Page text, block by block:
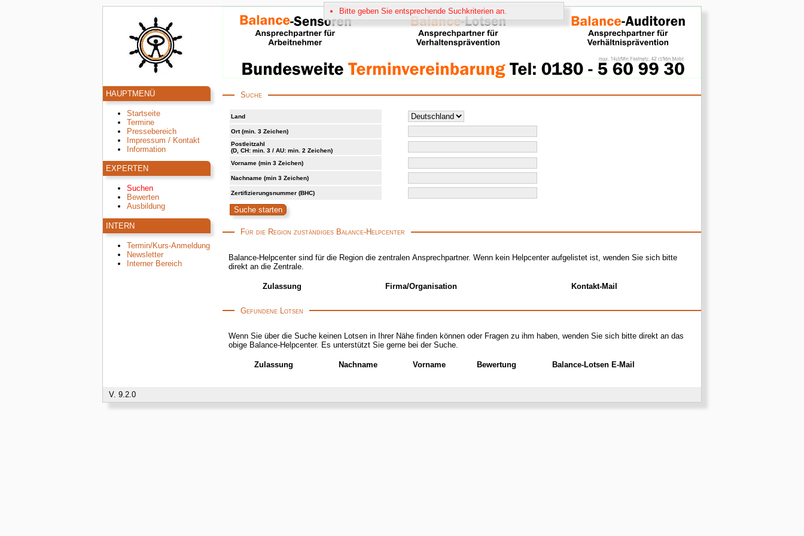
Bitte geben Sie entsprechende Suchkriterien an.
HAUPTMENÜ
Startseite
Termine
Pressebereich
Impressum / Kontakt
Information
EXPERTEN
Suchen
Bewerten
Ausbildung
INTERN
Termin/Kurs-Anmeldung
Newsletter
Interner Bereich
Suche
Land
Ort (min. 3 Zeichen)
Postleitzahl
(D, CH: min. 3 / AU: min. 2 Zeichen)
Vorname (min 3 Zeichen)
Nachname (min 3 Zeichen)
Zertifizierungsnummer (BHC)
Für die Region zuständiges Balance-Helpcenter
Balance-Helpcenter sind für die Region die zentralen Ansprechpartner. Wenn kein Helpcenter aufgelistet ist, wenden Sie sich bitte
direkt an die Zentrale.
Zulassung Firma/Organisation Kontakt-Mail
Gefundene Lotsen
Wenn Sie über die Suche keinen Lotsen in Ihrer Nähe finden können oder Fragen zu ihm haben, wenden Sie sich bitte direkt an das
obige Balance-Helpcenter. Es unterstützt Sie gerne bei der Suche.
Zulassung Nachname Vorname Bewertung Balance-Lotsen E-Mail
V. 9.2.0